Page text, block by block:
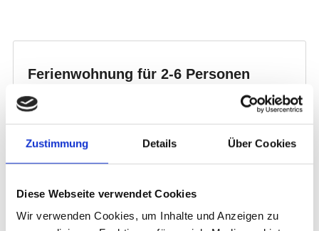
Zustimmung Details Über Cookies
Diese Webseite verwendet Cookies
Wir verwenden Cookies, um Inhalte und Anzeigen zu